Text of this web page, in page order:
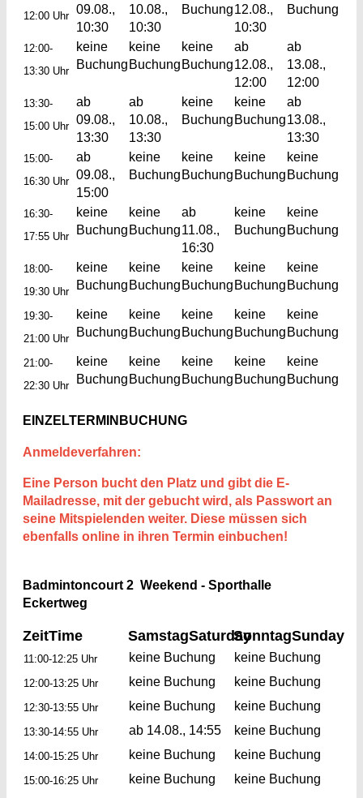
12:00 Uhr 09.08.,
10:30
10.08.,
10:30
Buchung12.08.,
10:30
Buchung
12:00-
13:30 Uhr
keine
Buchung
keine
Buchung
keine
Buchung
ab
12.08.,
12:00
ab
13.08.,
12:00
13:30-
15:00 Uhr
ab
09.08.,
13:30
ab
10.08.,
13:30
keine
Buchung
keine
Buchung
ab
13.08.,
13:30
15:00-
16:30 Uhr
ab
09.08.,
15:00
keine
Buchung
keine
Buchung
keine
Buchung
keine
Buchung
16:30-
17:55 Uhr
keine
Buchung
keine
Buchung
ab
11.08.,
16:30
keine
Buchung
keine
Buchung
18:00-
19:30 Uhr
keine
Buchung
keine
Buchung
keine
Buchung
keine
Buchung
keine
Buchung
19:30-
21:00 Uhr
keine
Buchung
keine
Buchung
keine
Buchung
keine
Buchung
keine
Buchung
21:00-
22:30 Uhr
keine
Buchung
keine
Buchung
keine
Buchung
keine
Buchung
keine
Buchung
EINZELTERMINBUCHUNG
Anmeldeverfahren:
Eine Person bucht den Platz und gibt die E-
Mailadresse, mit der gebucht wird, als Passwort an
seine Mitspielenden weiter. Diese müssen sich
ebenfalls online in ihren Termin einbuchen!
Badmintoncourt 2 Weekend - Sporthalle
Eckertweg
ZeitTime SamstagSaturdaySonntagSunday
11:00-12:25 Uhr keine Buchung keine Buchung
12:00-13:25 Uhr keine Buchung keine Buchung
12:30-13:55 Uhr keine Buchung keine Buchung
13:30-14:55 Uhr ab 14.08., 14:55 keine Buchung
14:00-15:25 Uhr keine Buchung keine Buchung
15:00-16:25 Uhr keine Buchung
keine Buchung